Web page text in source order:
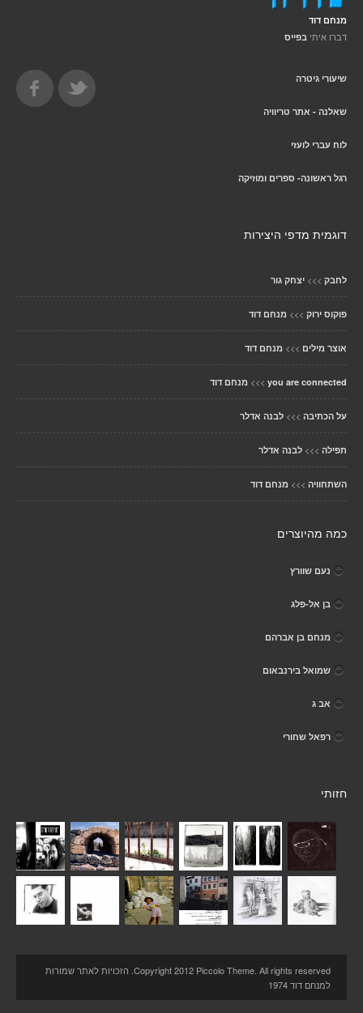
מנחם דוד
דברו איתי בפייס
שיעורי גיטרה
שאלנה - אתר טריוויה
לוח עברי לועזי
רגל ראשונה- ספרים ומוזיקה
דוגמית מדפי היצירות
לחבק >>> יצחק גור
פוקוס ירוק >>> מנחם דוד
אוצר מילים >>> מנחם דוד
you are connected
>>> מנחם דוד
על הכתיבה >>> לבנה אדלר
תפילה >>> לבנה אדלר
השתחוויה >>> מנחם דוד
כמה מהיוצרים
נעם שוורץ
בן אל-פלג
מנחם בן אברהם
שמואל בירנבאום
אב ג
רפאל שחורי
חזותי
Copyright 2012 Piccolo Theme. All rights reserved. הזכויות לאתר שמורות
למנחם דוד 1974